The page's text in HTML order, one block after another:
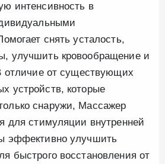
интенсивность в
снять усталость,
улучшить кровообращение и
отличие от существующих
устройств, которые
снаружи, Массажер
для стимуляции внутренней
эффективно улучшить
быстрого восстановления от